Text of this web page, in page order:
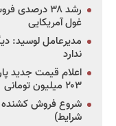
رشد ۳۸
غول آمریکایی
مدیرعامل لوسید:
ندارد
۲۰۳ میلیون تومانی
شرایط)